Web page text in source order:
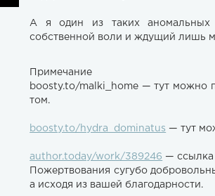
А я один из таких аномальных
собственной воли и ждущий лишь
Примечание
boosty.to/malki_home — тут можно
том.
boosty.to/hydra_dominatus — тут
author.today/work/389246 — ссылка
Пожертвования сугубо
а исходя из вашей благодарности.